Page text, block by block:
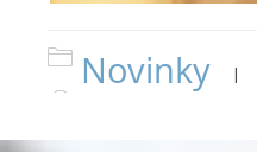
Novinky |